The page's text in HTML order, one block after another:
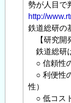
界
で
し
」
信
勢が人目で
http://
鉄道総研の
【研究開
鉄道総研
○ 信頼性
○ 利便性
性）
○ 低コス